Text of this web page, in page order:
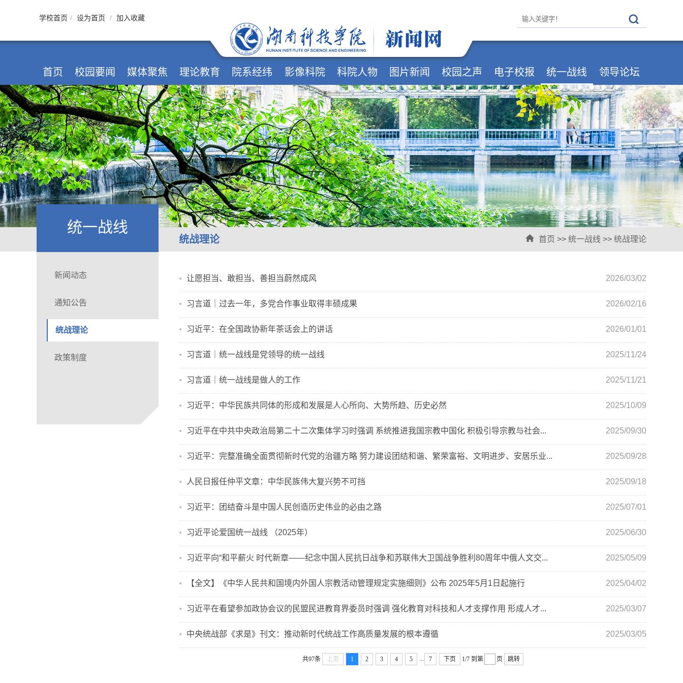
学校首页 / 设为首页 / 加入收藏
首页 校园要闻 媒体聚焦 理论教育 院系经纬 影像科院 科院人物 图片新闻 校园之声 电子校报 统一战线 领导论坛
统一战线
统战理论 首页 >> 统一战线 >> 统战理论
新闻动态
通知公告
统战理论
政策制度
让愿担当、敢担当、善担当蔚然成风 2026/03/02
习言道｜过去一年，多党合作事业取得丰硕成果 2026/02/16
习近平：在全国政协新年茶话会上的讲话 2026/01/01
习言道｜统一战线是党领导的统一战线 2025/11/24
习言道｜统一战线是做人的工作 2025/11/21
习近平：中华民族共同体的形成和发展是人心所向、大势所趋、历史必然 2025/10/09
习近平在中共中央政治局第二十二次集体学习时强调 系统推进我国宗教中国化 积极引导宗教与社会... 2025/09/30
习近平：完整准确全面贯彻新时代党的治疆方略 努力建设团结和谐、繁荣富裕、文明进步、安居乐业... 2025/09/28
人民日报任仲平文章：中华民族伟大复兴势不可挡 2025/09/18
习近平：团结奋斗是中国人民创造历史伟业的必由之路 2025/07/01
习近平论爱国统一战线 （2025年） 2025/06/30
习近平向“和平薪火 时代新章——纪念中国人民抗日战争和苏联伟大卫国战争胜利80周年中俄人文交... 2025/05/09
【全文】《中华人民共和国境内外国人宗教活动管理规定实施细则》公布 2025年5月1日起施行 2025/04/02
习近平在看望参加政协会议的民盟民进教育界委员时强调 强化教育对科技和人才支撑作用 形成人才... 2025/03/07
中央统战部《求是》刊文：推动新时代统战工作高质量发展的根本遵循 2025/03/05
共97条 上页 1 2 3 4 5 7 下页 1/7 到第 页 跳转